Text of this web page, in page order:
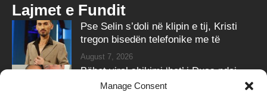
Manage Consent
Lajmet e Fundit
Pse Selin s’doli në klipin e tij, Kristi
tregon bisedën telefonike me të
August 7, 2026
Bëhet viral shikimi ‘hot’ i Duas ndaj
Callum në premierën e filmit